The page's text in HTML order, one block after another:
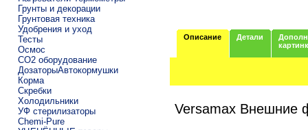
Грунты и декорации
Грунтовая техника
Удобрения и уход
Тесты
Осмос
CO2 оборудование
ДозаторыАвтокормушки
Корма
Скребки
Холодильники
УФ стерилизаторы
Chemi-Pure
Описание Детали
Versamax Внешние